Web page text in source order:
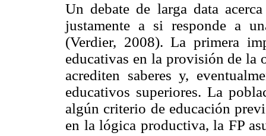
Un debate de larga data
justamente a si responde a
(Verdier, 2008). La primera
educativas en la provisión de la
acrediten saberes y,
educativos superiores. La
algún criterio de educación
en la lógica productiva, la FP